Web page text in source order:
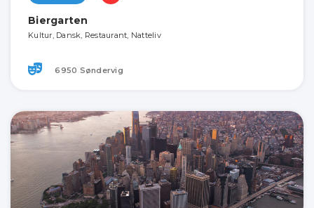
Biergarten
Kultur, Dansk, Restaurant, Natteliv
6950 Søndervig